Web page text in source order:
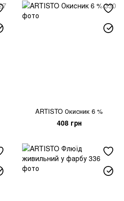
ARTISTO Окисник 6 %
408 грн